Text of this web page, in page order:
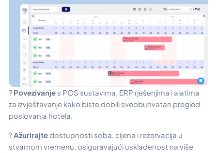
? Povezivanje s POS sustavima, ERP rješenjima i alatima
za izvještavanje kako biste dobili sveobuhvatan pregled
poslovanja hotela.
?Ažurirajte dostupnosti soba, cijena i rezervacija u
stvarnom vremenu, osiguravajući usklađenost na više